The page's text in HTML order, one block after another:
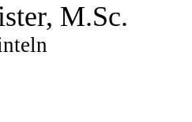
M.Sc.